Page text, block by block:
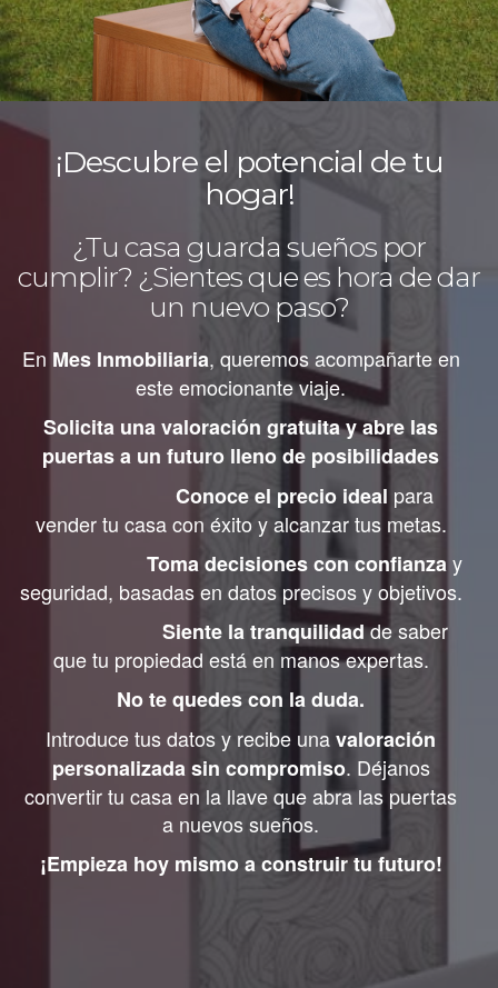
¡Descubre el potencial de tu
hogar!
¿Tu casa guarda sueños por
cumplir? ¿Sientes que es hora de dar
un nuevo paso?
En Mes Inmobiliaria, queremos acompañarte en
este emocionante viaje.
Solicita una valoración gratuitay abre las
puertas a un futuro lleno de posibilidades
Conoce el precio ideal para
vender tu casa con éxito y alcanzar tus metas.
Toma decisiones con confianzay
seguridad, basadas en datos precisos y objetivos.
Siente la tranquilidadde saber
que tu propiedad está en manos expertas.
No te quedes con la duda.
Introduce tus datos y recibe unavaloración
personalizada sin compromiso. Déjanos
convertir tu casa en la llave que abra las puertas
a nuevos sueños.
¡Empieza hoy mismo a construir tu futuro!